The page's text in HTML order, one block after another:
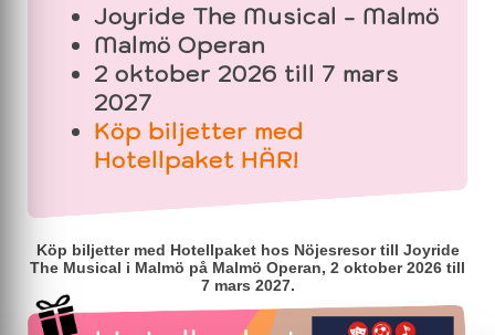
Joyride The Musical - Malmö
Malmö Operan
2 oktober 2026 till 7 mars
2027
Köp biljetter med
Hotellpaket HÄR!
Köp biljetter med Hotellpaket hos Nöjesresor till Joyride
The Musical i Malmö på Malmö Operan, 2 oktober 2026 till
7 mars 2027.